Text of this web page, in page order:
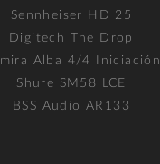
Sennheiser HD 25
Digitech The Drop
Alba 4/4 Iniciación
Shure SM58 LCE
BSS Audio AR133